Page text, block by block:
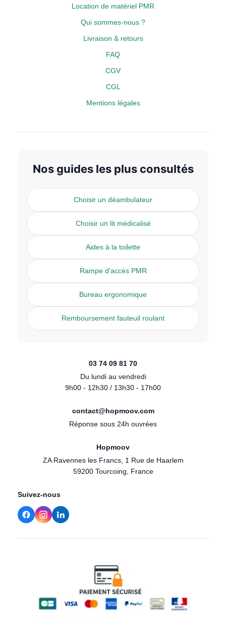
Location de matériel PMR
Qui sommes-nous ?
Livraison & retours
FAQ
CGV
CGL
Mentions légales
Nos guides les plus consultés
Choisir un déambulateur
Choisir un lit médicalisé
Aides à la toilette
Rampe d'accès PMR
Bureau ergonomique
Remboursement fauteuil roulant
03 74 09 81 70
Du lundi au vendredi
9h00 - 12h30 / 13h30 - 17h00
contact@hopmoov.com
Réponse sous 24h ouvrées
Hopmoov
ZA Ravennes les Francs, 1 Rue de Haarlem
59200 Tourcoing, France
Suivez-nous